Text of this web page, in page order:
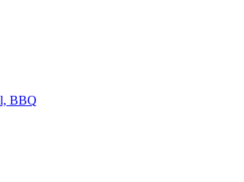
BBQ